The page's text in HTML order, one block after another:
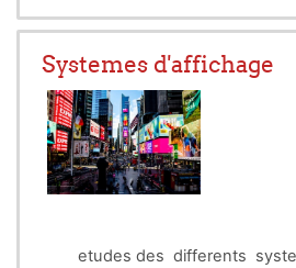
énergétiquesexploitant
éolienne en particulier.
Faire acquérir à l’étudiant
compétence dans
dimensionnement d’une
ou photovoltaïque.
Systemes d'affichage
etudes des differents